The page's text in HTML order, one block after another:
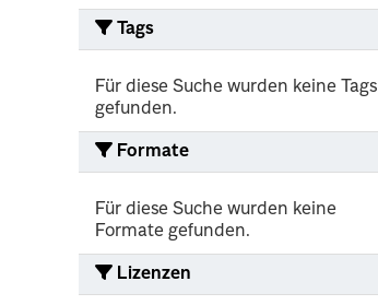
Tags
Für diese Suche wurden keine Tags
gefunden.
Formate
Für diese Suche wurden keine
Formate gefunden.
Lizenzen